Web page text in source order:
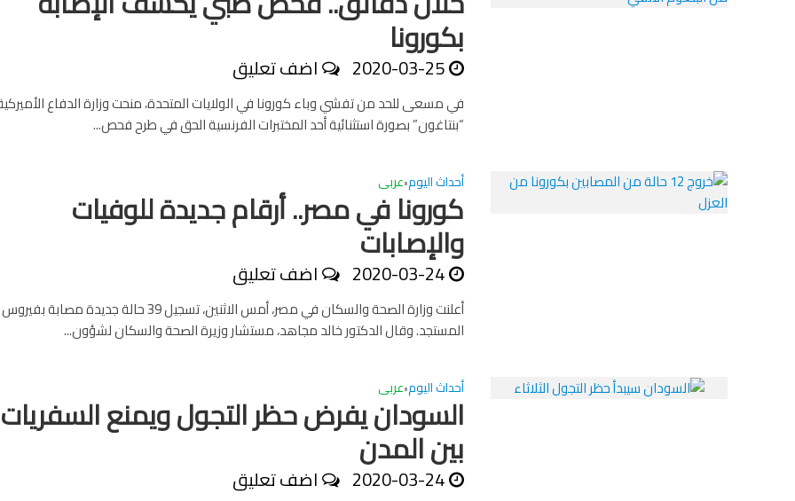
بكورونا
2020-03-25 اضف تعليق
في مسعى للحد من تفشي وباء كورونا في الولايات المتحدة، منحت وزارة الدفاع
“بنتاغون” بصورة استثنائية أحد المختبرات الفرنسية الحق في طرح فحص...
أحداث اليوم•عربى
كورونا في مصر.. أرقام جديدة للوفيات
والإصابات
2020-03-24 اضف تعليق
أعلنت وزارة الصحة والسكان في مصر، أمس الاثنين، تسجيل 39 حالة جديدة
المستجد. وقال الدكتور خالد مجاهد، مستشار وزيرة الصحة والسكان لشؤون...
أحداث اليوم•عربى
السودان يفرض حظر التجول ويمنع السفريات
بين المدن
2020-03-24 اضف تعليق